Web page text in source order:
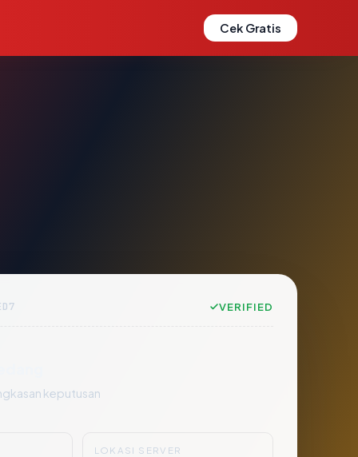
Cek Gratis
VERIFIED
keputusan
LOKASI SERVER